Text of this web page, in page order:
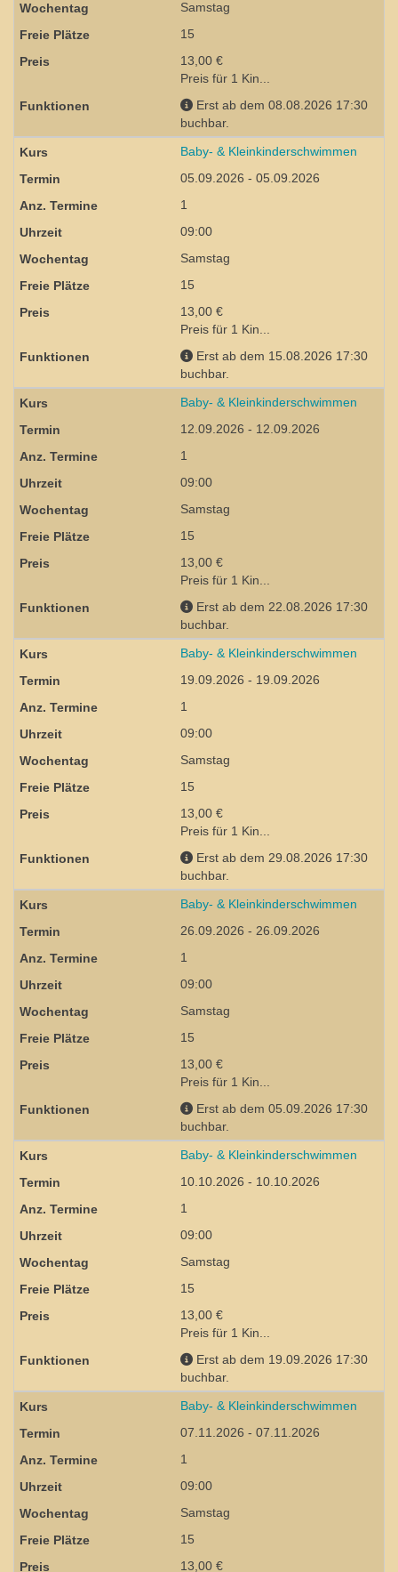
Samstag
15
13,00 €
Preis für 1 Kin...
Erst ab dem 08.08.2026 17:30
buchbar.
Baby- & Kleinkinderschwimmen
05.09.2026 - 05.09.2026
1
09:00
Samstag
15
13,00 €
Preis für 1 Kin...
Erst ab dem 15.08.2026 17:30
buchbar.
Baby- & Kleinkinderschwimmen
12.09.2026 - 12.09.2026
1
09:00
Samstag
15
13,00 €
Preis für 1 Kin...
Erst ab dem 22.08.2026 17:30
buchbar.
Baby- & Kleinkinderschwimmen
19.09.2026 - 19.09.2026
1
09:00
Samstag
15
13,00 €
Preis für 1 Kin...
Erst ab dem 29.08.2026 17:30
buchbar.
Baby- & Kleinkinderschwimmen
26.09.2026 - 26.09.2026
1
09:00
Samstag
15
13,00 €
Preis für 1 Kin...
Erst ab dem 05.09.2026 17:30
buchbar.
Baby- & Kleinkinderschwimmen
10.10.2026 - 10.10.2026
1
09:00
Samstag
15
13,00 €
Preis für 1 Kin...
Erst ab dem 19.09.2026 17:30
buchbar.
Baby- & Kleinkinderschwimmen
07.11.2026 - 07.11.2026
1
09:00
Samstag
15
13,00 €